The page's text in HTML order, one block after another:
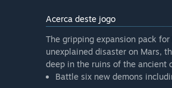
Acerca deste jogo
The gripping expansion pack
unexplained disaster on Mars,
deep in the ruins of the ancient
Battle six new demons